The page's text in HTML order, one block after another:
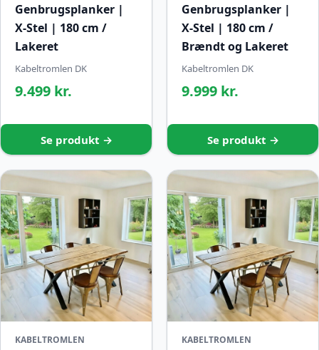
Genbrugsplanker |
X-Stel | 180 cm /
Lakeret
Kabeltromlen DK
9.499 kr.
Se produkt →
Genbrugsplanker |
X-Stel | 180 cm /
Brændt og Lakeret
Kabeltromlen DK
9.999 kr.
Se produkt →
KABELTROMLEN KABELTROMLEN